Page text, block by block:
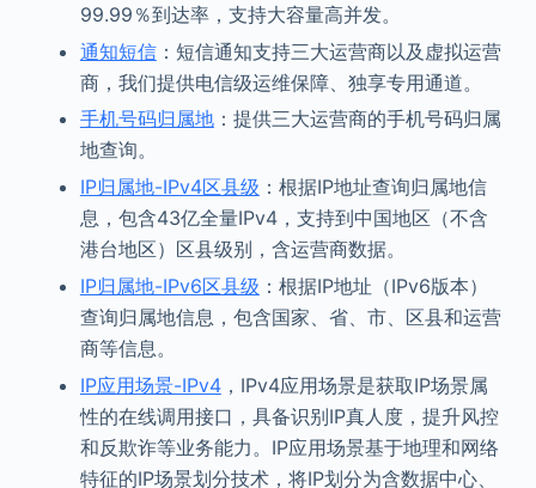
99.99％到达率，支持大容量高并发。
通知短信：短信通知支持三大运营商以及虚拟运营
商，我们提供电信级运维保障、独享专用通道。
手机号码归属地：提供三大运营商的手机号码归属
地查询。
IP归属地-IPv4区县级 ：根据IP地址查询归属地信
息，包含43亿全量IPv4，支持到中国地区（不含
港台地区）区县级别，含运营商数据。
IP归属地-IPv6区县级 ：根据IP地址（IPv6版本）
查询归属地信息，包含国家、省、市、区县和运营
商等信息。
IP应用场景-IPv4，IPv4应用场景是获取IP场景属
性的在线调用接口，具备识别IP真人度，提升风控
和反欺诈等业务能力。IP应用场景基于地理和网络
特征的IP场景划分技术，将IP划分为含数据中心、